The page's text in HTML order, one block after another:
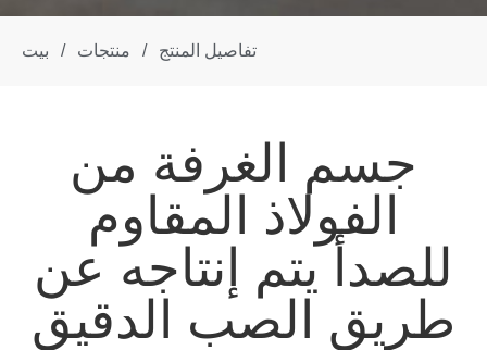
بيت / منتجات / تفاصيل المنتج
جسم الغرفة من
الفولاذ المقاوم
للصدأ يتم إنتاجه عن
طريق الصب الدقيق